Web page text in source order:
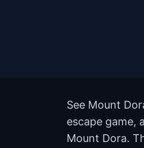
See Mount
escape game,
Mount Dora.